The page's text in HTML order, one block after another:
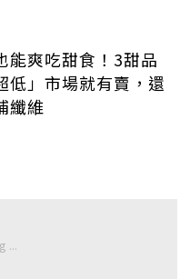
能爽吃甜食！3甜品
低」市場就有賣，還
纖維